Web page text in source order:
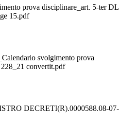
prova disciplinare_art. 5-ter DL
15.pdf
svolgimento prova
convertit.pdf
DECRETI(R).0000588.08-07-